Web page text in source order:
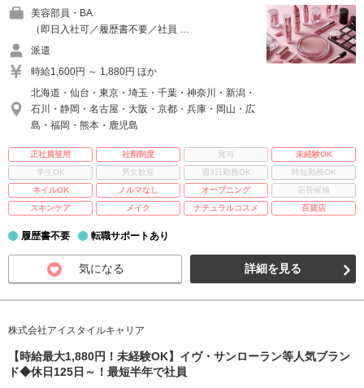
美容部員・BA
（即日入社可／履歴書不要／社員 …
派遣
時給1,600円 ～ 1,880円 ほか
北海道・仙台・東京・埼玉・千葉・神奈川・新潟・
石川・静岡・名古屋・大阪・京都・兵庫・岡山・広
島・福岡・熊本・鹿児島
正社員登用 社割制度 賞与
未経験OK
学生OK
男女歓迎 週3日勤務OK
時短勤務OK
ネイルOK
ノルマなし オープニング
店長候補
スキンケア
メイク ナチュラルコスメ 百貨店
履歴書不要 転職サポートあり
気になる 詳細を見る
株式会社アイスタイルキャリア
【時給最大1,880円！未経験OK】イヴ・サンローラン等人気ブラン
ド◆休日125日～！最短半年で社員